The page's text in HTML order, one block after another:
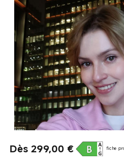
Dès 299,00 € fiche